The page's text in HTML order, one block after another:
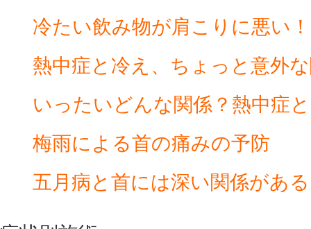
冷たい飲み物が肩こりに悪い
熱中症と冷え、ちょっと意外
いったいどんな関係？熱中症
梅雨による首の痛みの予防
五月病と首には深い関係があ